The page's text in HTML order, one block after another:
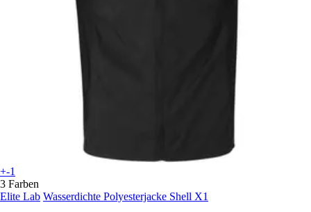
+-1
3 Farben
Elite Lab Wasserdichte Polyesterjacke Shell X1